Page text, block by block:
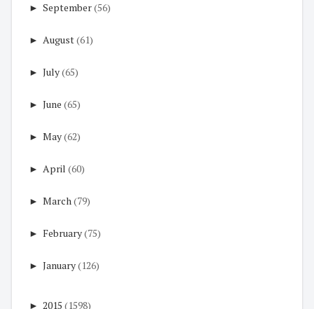
► September(56)
► August(61)
► July(65)
► June (65)
► May(62)
► April (60)
► March(79)
► February(75)
► January(126)
► 2015 (1598)